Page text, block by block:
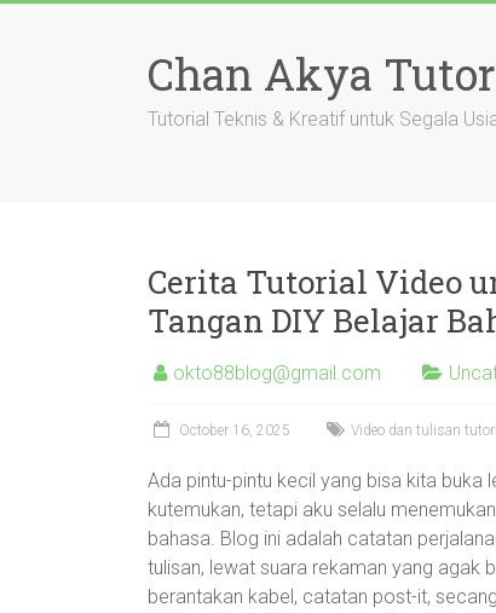
Chan Akya
Tutorial Teknis & Kreatif untuk Segala
Cerita Tutorial Video
Tangan DIY Belajar
okto88blog@gmail.com
October 16, 2025 Video dan tulisan
Ada pintu-pintu kecil yang bisa kita buka
kutemukan, tetapi aku selalu
bahasa. Blog ini adalah catatan
tulisan, lewat suara rekaman yang agak
berantakan kabel, catatan post-it,